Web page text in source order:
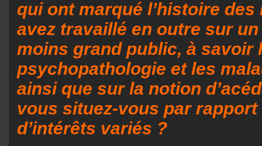
qui ont marqué l’histoire des
avez travaillé en outre sur
moins grand public, à savoir
psychopathologie et les
ainsi que sur la notion
vous situez-vous par
d’intérêts variés ?